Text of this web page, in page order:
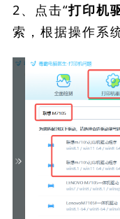
2、点击“打印机
索，根据操作系